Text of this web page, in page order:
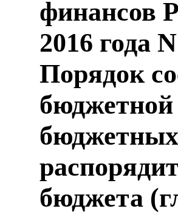
финансов
2016 года
Порядок
бюджетной
бюджета